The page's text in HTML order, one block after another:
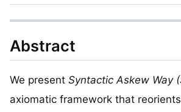
Abstract
We present Syntactic Askew Way
axiomatic framework that